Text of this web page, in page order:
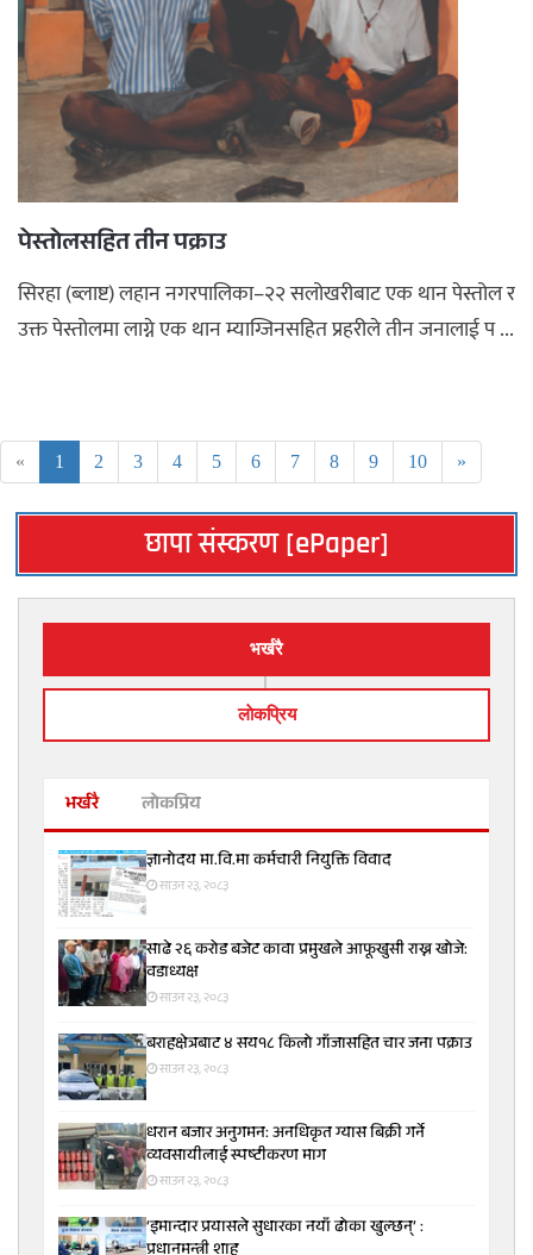
पेस्तोलसहित तीन पक्राउ
सिरहा (ब्लाष्ट) लहान नगरपालिका–२२ सलोखरीबाट एक थान पेस्तोल र
उक्त पेस्तोलमा लाग्ने एक थान म्याग्जिनसहित प्रहरीले तीन जनालाई प ...
« 1 2 3 4 5 6 7 8 9 10 »
छापा संस्करण [ePaper]
भर्खरै
लाेकप्रिय
भर्खरै लोकप्रिय
ज्ञानोदय मा.वि.मा कर्मचारी नियुक्ति विवाद
साउन २३, २०८३
साढे २६ करोड बजेट कावा प्रमुखले आफूखुसी राख्न खोजे:
वडाध्यक्ष
साउन २३, २०८३
बराहक्षेत्रबाट ४ सय१८ किलो गाँजासहित चार जना पक्राउ
साउन २३, २०८३
धरान बजार अनुगमन: अनधिकृत ग्यास बिक्री गर्ने
व्यवसायीलाई स्पष्टीकरण माग
साउन २३, २०८३
‘इमान्दार प्रयासले सुधारका नयाँ ढोका खुल्छन्’ :